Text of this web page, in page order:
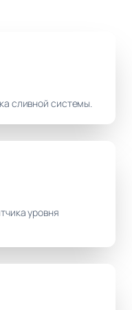
сливной системы.
уровня